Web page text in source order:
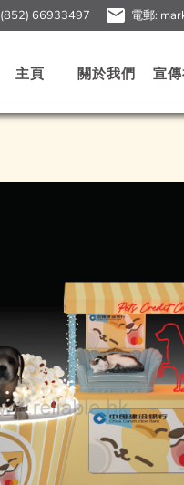
(852) 66933497 電郵:
主頁 關於我們 宣